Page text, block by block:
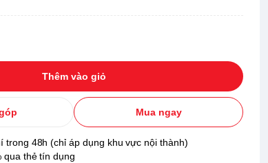
Thêm vào giỏ
Mua ngay
trong 48h (chỉ áp dụng khu vực nội thành)
qua thẻ tín dụng